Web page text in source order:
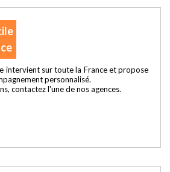
intervient sur toute la France et propose
personnalisé.
contactez l'une de nos agences.